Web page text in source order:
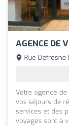
AGENCE DE
Rue
Votre agence de
vos séjours de
services et des
voyages sont à